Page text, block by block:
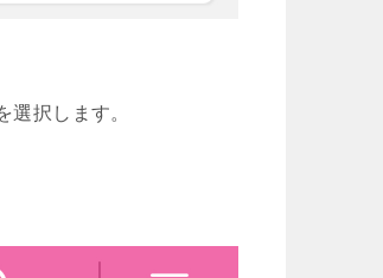
択します。